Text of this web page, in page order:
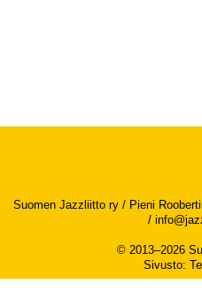
Suomen Jazzliitto ry / Pieni
/
© 2013–2026
Sivusto: